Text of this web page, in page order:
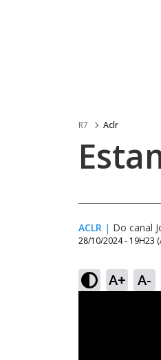
R7 Aclr
ACLR | Do canal
28/10/2024 - 19H23
A+ A-